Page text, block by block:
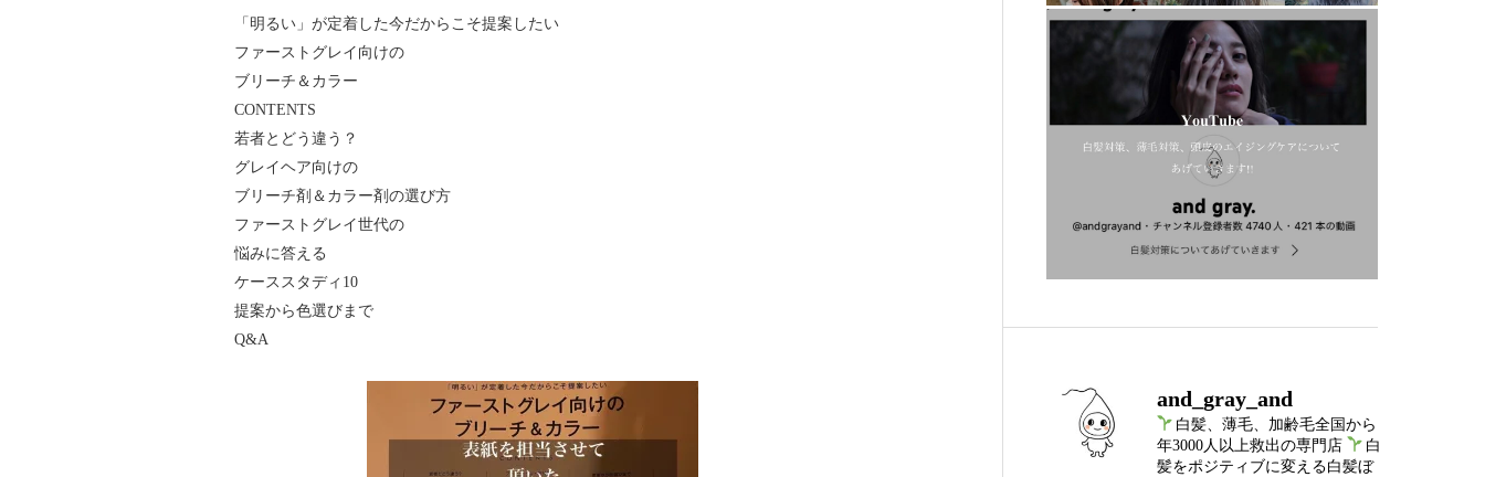
「明るい」が定着した今だからこそ提案したい
ファーストグレイ向けの
ブリーチ＆カラー
CONTENTS
若者とどう違う？
グレイヘア向けの
ブリーチ剤＆カラー剤の選び方
ファーストグレイ世代の
悩みに答える
ケーススタディ10
提案から色選びまで
Q&A
and_gray_and
白髪、薄毛、加齢毛全国から
年3000人以上救出の専門店
白
髪をポジティブに変える白髪ぼ